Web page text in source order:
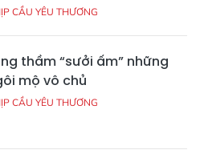
CẦU YÊU THƯƠNG
thầm “sưởi ấm” những
mộ vô chủ
CẦU YÊU THƯƠNG